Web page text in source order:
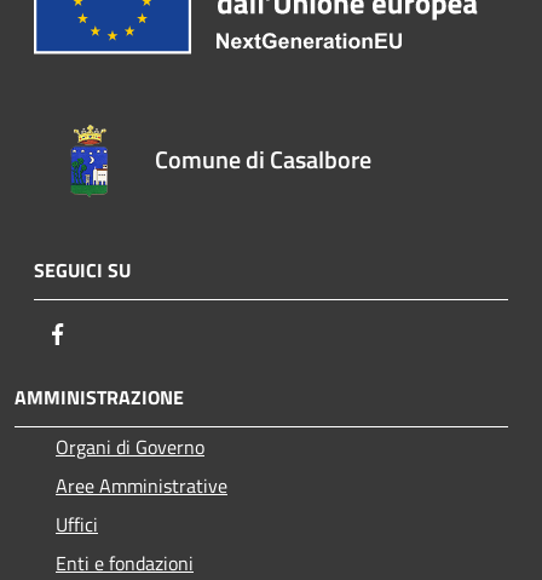
Comune di Casalbore
SEGUICI SU
AMMINISTRAZIONE
Organi di Governo
Aree Amministrative
Uffici
Enti e fondazioni